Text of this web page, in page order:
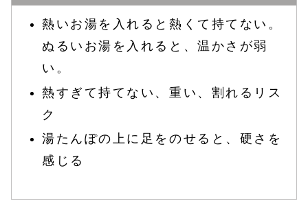
熱いお湯を入れると熱くて持てない。
ぬるいお湯を入れると、温かさが弱
い。
熱すぎて持てない、重い、割れるリス
ク
湯たんぽの上に足をのせると、硬さを
感じる